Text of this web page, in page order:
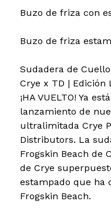
Buzo de friza con
Buzo de friza
Sudadera de
Crye x TD |
¡HA VUELTO! Ya
lanzamiento de
ultralimitada Crye
Distributors. La
Frogskin Beach de
de Crye
estampado que ha
Frogskin Beach.